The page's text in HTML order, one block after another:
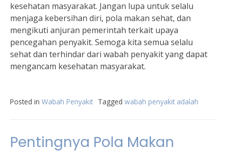
kesehatan masyarakat. Jangan lupa untuk selalu
menjaga kebersihan diri, pola makan sehat, dan
mengikuti anjuran pemerintah terkait upaya
pencegahan penyakit. Semoga kita semua selalu
sehat dan terhindar dari wabah penyakit yang dapat
mengancam kesehatan masyarakat.
Posted in Wabah Penyakit Tagged wabah penyakit adalah
Pentingnya Pola Makan